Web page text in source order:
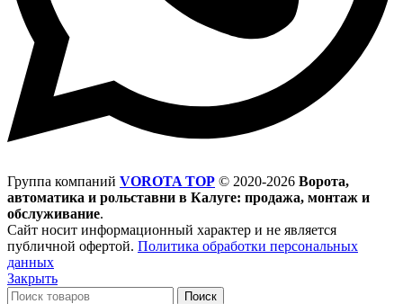
Группа компаний VOROTA TOP © 2020-2026 Ворота,
автоматика и рольставни в Калуге: продажа, монтаж и
обслуживание.
Сайт носит информационный характер и не является
публичной офертой. Политика обработки персональных
данных
Закрыть
Поиск